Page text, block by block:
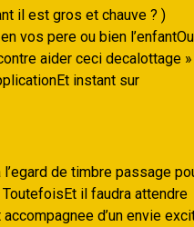
il est gros et chauve ? )
vos pere ou bien
aider ceci decalottage
instant sur
de timbre passage
il faudra attendre
d’un envie